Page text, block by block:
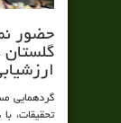
حضور
گلستان
گردهمایی
تحقیقات،